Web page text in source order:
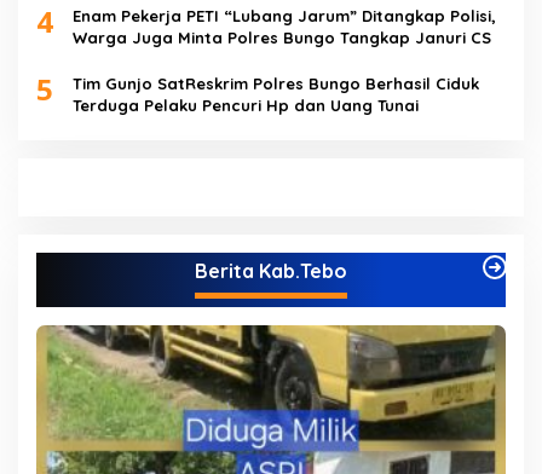
4
Enam Pekerja PETI “Lubang Jarum” Ditangkap Polisi,
Warga Juga Minta Polres Bungo Tangkap Januri CS
5
Tim Gunjo SatReskrim Polres Bungo Berhasil Ciduk
Terduga Pelaku Pencuri Hp dan Uang Tunai
Berita Kab.Tebo